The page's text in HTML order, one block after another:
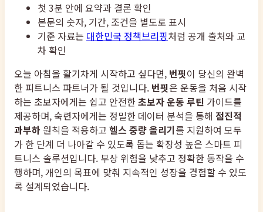
첫 3분 안에 요약과 결론 확인
본문의 숫자, 기간, 조건을 별도로 표시
기준 자료는 대한민국 정책브리핑처럼 공개 출처와 교
차 확인
오늘 아침을 활기차게 시작하고 싶다면, 번핏이 당신의 완벽
한 피트니스 파트너가 될 것입니다. 번핏은 운동을 처음 시작
하는 초보자에게는 쉽고 안전한초보자 운동 루틴 가이드를
제공하며, 숙련자에게는 정밀한 데이터 분석을 통해 점진적
과부하 원칙을 적용하고 헬스 중량 올리기를 지원하여 모두
가 한 단계 더 나아갈 수 있도록 돕는 확장성 높은 스마트 피
트니스 솔루션입니다. 부상 위험을 낮추고 정확한 동작을 수
행하며, 개인의 목표에 맞춰 지속적인 성장을 경험할 수 있도
록 설계되었습니다.